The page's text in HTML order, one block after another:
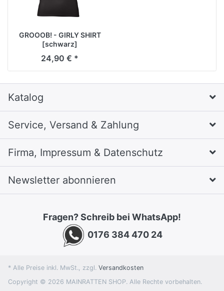
GROOOB! - GIRLY SHIRT
[schwarz]
24,90 € *
Katalog
Service, Versand & Zahlung
Firma, Impressum & Datenschutz
Newsletter abonnieren
Fragen? Schreib bei WhatsApp!
0176 384 470 24
* Alle Preise inkl. MwSt., zzgl. Versandkosten
Copyright © 2026 MAINRATTEN SHOP. Alle Rechte vorbehalten.